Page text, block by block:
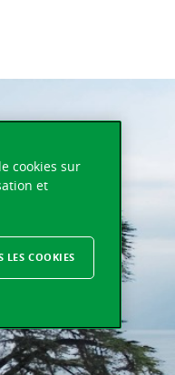
cookies sur
et
LES COOKIES